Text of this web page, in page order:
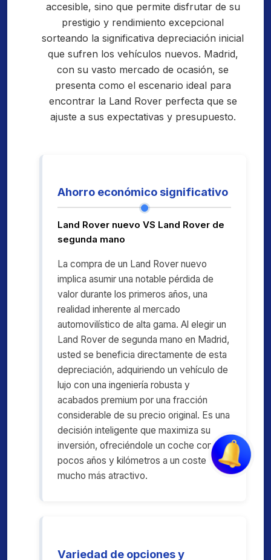
accesible, sino que permite disfrutar de su
prestigio y rendimiento excepcional
sorteando la significativa depreciación inicial
que sufren los vehículos nuevos. Madrid,
con su vasto mercado de ocasión, se
presenta como el escenario ideal para
encontrar la Land Rover perfecta que se
ajuste a sus expectativas y presupuesto.
Ahorro económico significativo
Land Rover nuevo VS Land Rover de
segunda mano
La compra de un Land Rover nuevo
implica asumir una notable pérdida de
valor durante los primeros años, una
realidad inherente al mercado
automovilístico de alta gama. Al elegir un
Land Rover de segunda mano en Madrid,
usted se beneficia directamente de esta
depreciación, adquiriendo un vehículo de
lujo con una ingeniería robusta y
acabados premium por una fracción
considerable de su precio original. Es una
decisión inteligente que maximiza su
inversión, ofreciéndole un coche con
pocos años y kilómetros a un coste
mucho más atractivo.
Variedad de opciones y